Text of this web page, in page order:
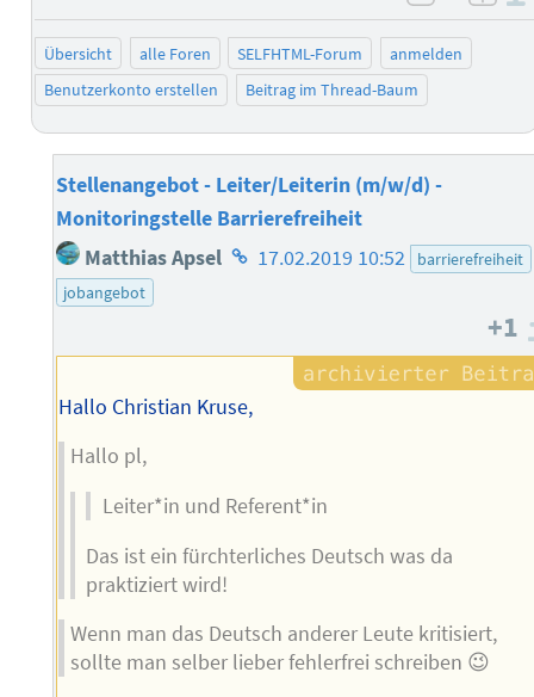
negativ
Übersicht alle Foren SELFHTML-Forum
anmelden
Benutzerkonto erstellen
Beitrag im Thread-Baum
Stellenangebot - Leiter/Leiterin (m/w/d) -
Monitoringstelle Barrierefreiheit
Matthias Apsel Homepage
17.02.2019 10:52
barrierefreiheit
jobangebot
+1
Hallo Christian Kruse,
Hallo pl,
Leiter*in und Referent*in
Das ist ein fürchterliches Deutsch was da
praktiziert wird!
Wenn man das Deutsch anderer Leute kritisiert,
sollte man selber lieber fehlerfrei schreiben 😉